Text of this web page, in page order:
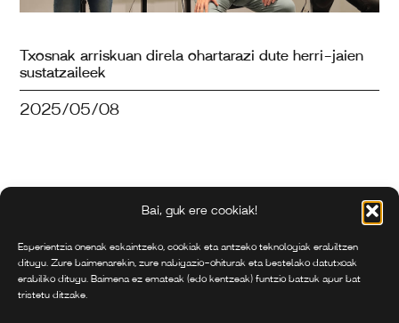
Bai, guk ere cookiak!
Esperientzia onenak eskaintzeko, cookiak eta antzeko teknologiak erabiltzen
ditugu. Zure baimenarekin, zure nabigazio-ohiturak eta bestelako datutxoak
erabiliko ditugu. Baimena ez emateak (edo kentzeak) funtzio batzuk apur bat
tristetu ditzake.
Txosnak arriskuan direla ohartarazi dute herri-jaien
sustatzaileek
2025/05/08